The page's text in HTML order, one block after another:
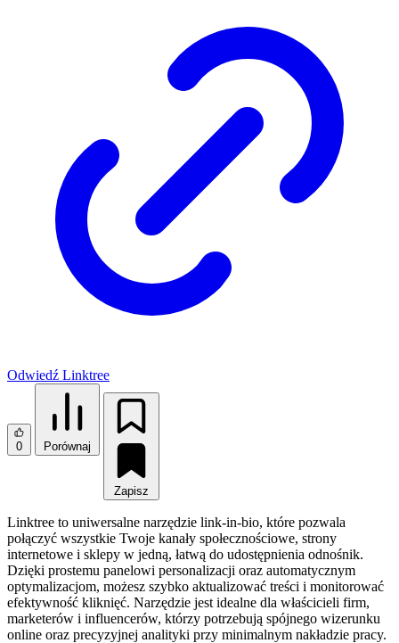
Odwiedź Linktree
0 Porównaj
Zapisz
Linktree to uniwersalne narzędzie link‑in‑bio, które pozwala
połączyć wszystkie Twoje kanały społecznościowe, strony
internetowe i sklepy w jedną, łatwą do udostępnienia odnośnik.
Dzięki prostemu panelowi personalizacji oraz automatycznym
optymalizacjom, możesz szybko aktualizować treści i monitorować
efektywność kliknięć. Narzędzie jest idealne dla właścicieli firm,
marketerów i influencerów, którzy potrzebują spójnego wizerunku
online oraz precyzyjnej analityki przy minimalnym nakładzie pracy.